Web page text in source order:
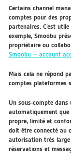
Certains channel
comptes pour des
partenaires. C’est
exemple, Smoobu
propriétaire ou
Smoobu – account
Mais cela ne répond
comptes plateformes
Un sous-compte dans
automatiquement que
propre, limité et
doit être connecté au
autorisation très
réservations et